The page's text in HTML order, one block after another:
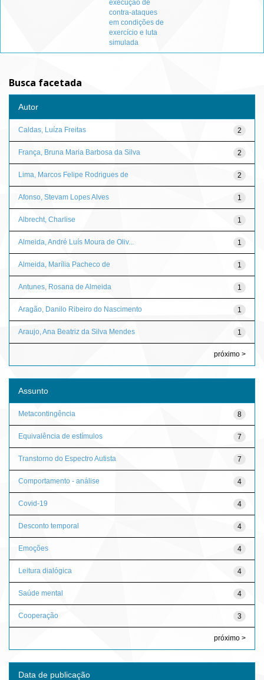
execução de
contra-ataques
em condições de
exercício e luta
simulada
Busca facetada
Autor
2
Caldas, Luíza Freitas
2
França, Bruna Maria Barbosa da Silva
2
Lima, Marcos Felipe Rodrigues de
1
Afonso, Stevam Lopes Alves
1
Albrecht, Charlise
1
Almeida, André Luís Moura de Oliv...
1
Almeida, Marília Pacheco de
1
Antunes, Rosana de Almeida
1
Aragão, Danilo Ribeiro do Nascimento
1
Araujo, Ana Beatriz da Silva Mendes
próximo >
Assunto
8
Metacontingência
7
Equivalência de estímulos
7
Transtorno do Espectro Autista
4
Comportamento - análise
4
Covid-19
4
Desconto temporal
4
Emoções
4
Leitura dialógica
4
Saúde mental
3
Cooperação
próximo >
Data de publicação